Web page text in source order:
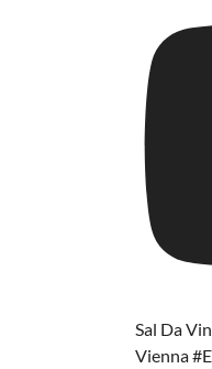
Sal Da
Vienna